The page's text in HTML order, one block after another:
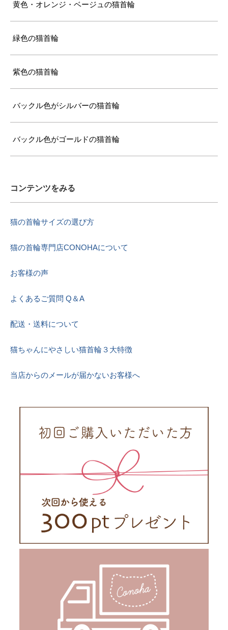
黄色・オレンジ・ベージュの猫首輪
緑色の猫首輪
紫色の猫首輪
バックル色がシルバーの猫首輪
バックル色がゴールドの猫首輪
コンテンツをみる
猫の首輪サイズの選び方
猫の首輪専門店CONOHAについて
お客様の声
よくあるご質問 Q＆A
配送・送料について
猫ちゃんにやさしい猫首輪３大特徴
当店からのメールが届かないお客様へ